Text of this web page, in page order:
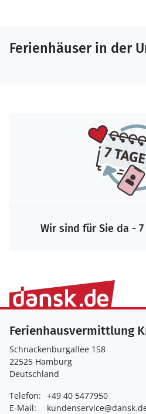
Ferienhäuser in der
Wir sind für Sie da -
Ferienhausvermittlung
Schnackenburgallee 158
22525 Hamburg
Deutschland
Telefon: +49 40 5477950
E-Mail: